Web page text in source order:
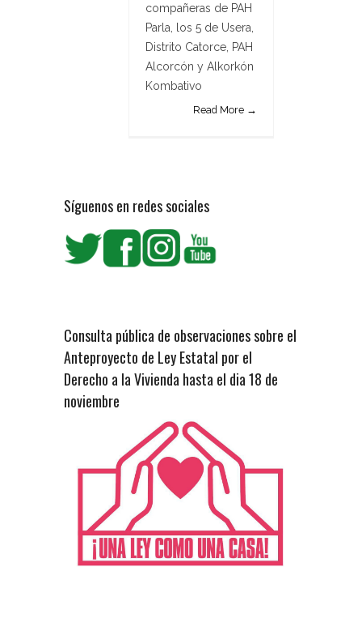
compañeras de PAH
Parla, los 5 de Usera,
Distrito Catorce, PAH
Alcorcón y Alkorkón
Kombativo
Read More →
Síguenos en redes sociales
Consulta pública de observaciones sobre el
Anteproyecto de Ley Estatal por el
Derecho a la Vivienda hasta el dia 18 de
noviembre